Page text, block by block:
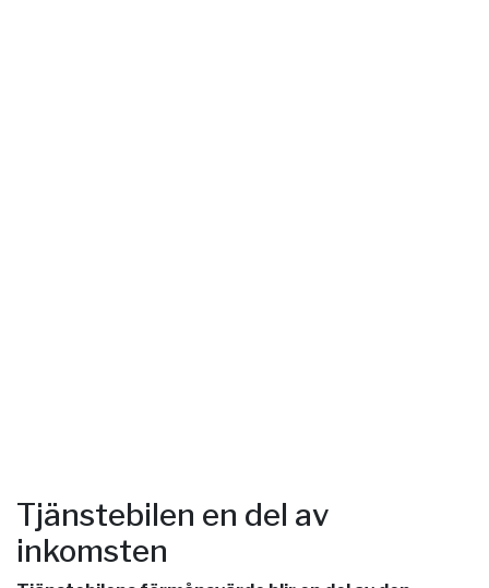
Tjänstebilen en del av
inkomsten